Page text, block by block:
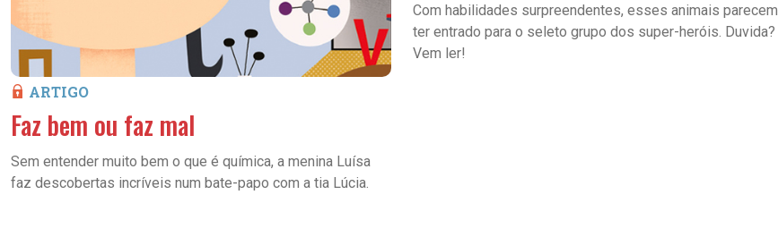
ARTIGO
Faz bem ou faz mal
Sem entender muito bem o que é química, a menina Luísa
faz descobertas incríveis num bate-papo com a tia Lúcia.
Com habilidades surpreendentes, esses animais parecem
ter entrado para o seleto grupo dos super-heróis. Duvida?
Vem ler!